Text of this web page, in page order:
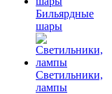
Бильярдные
шары
Светильники,
лампы